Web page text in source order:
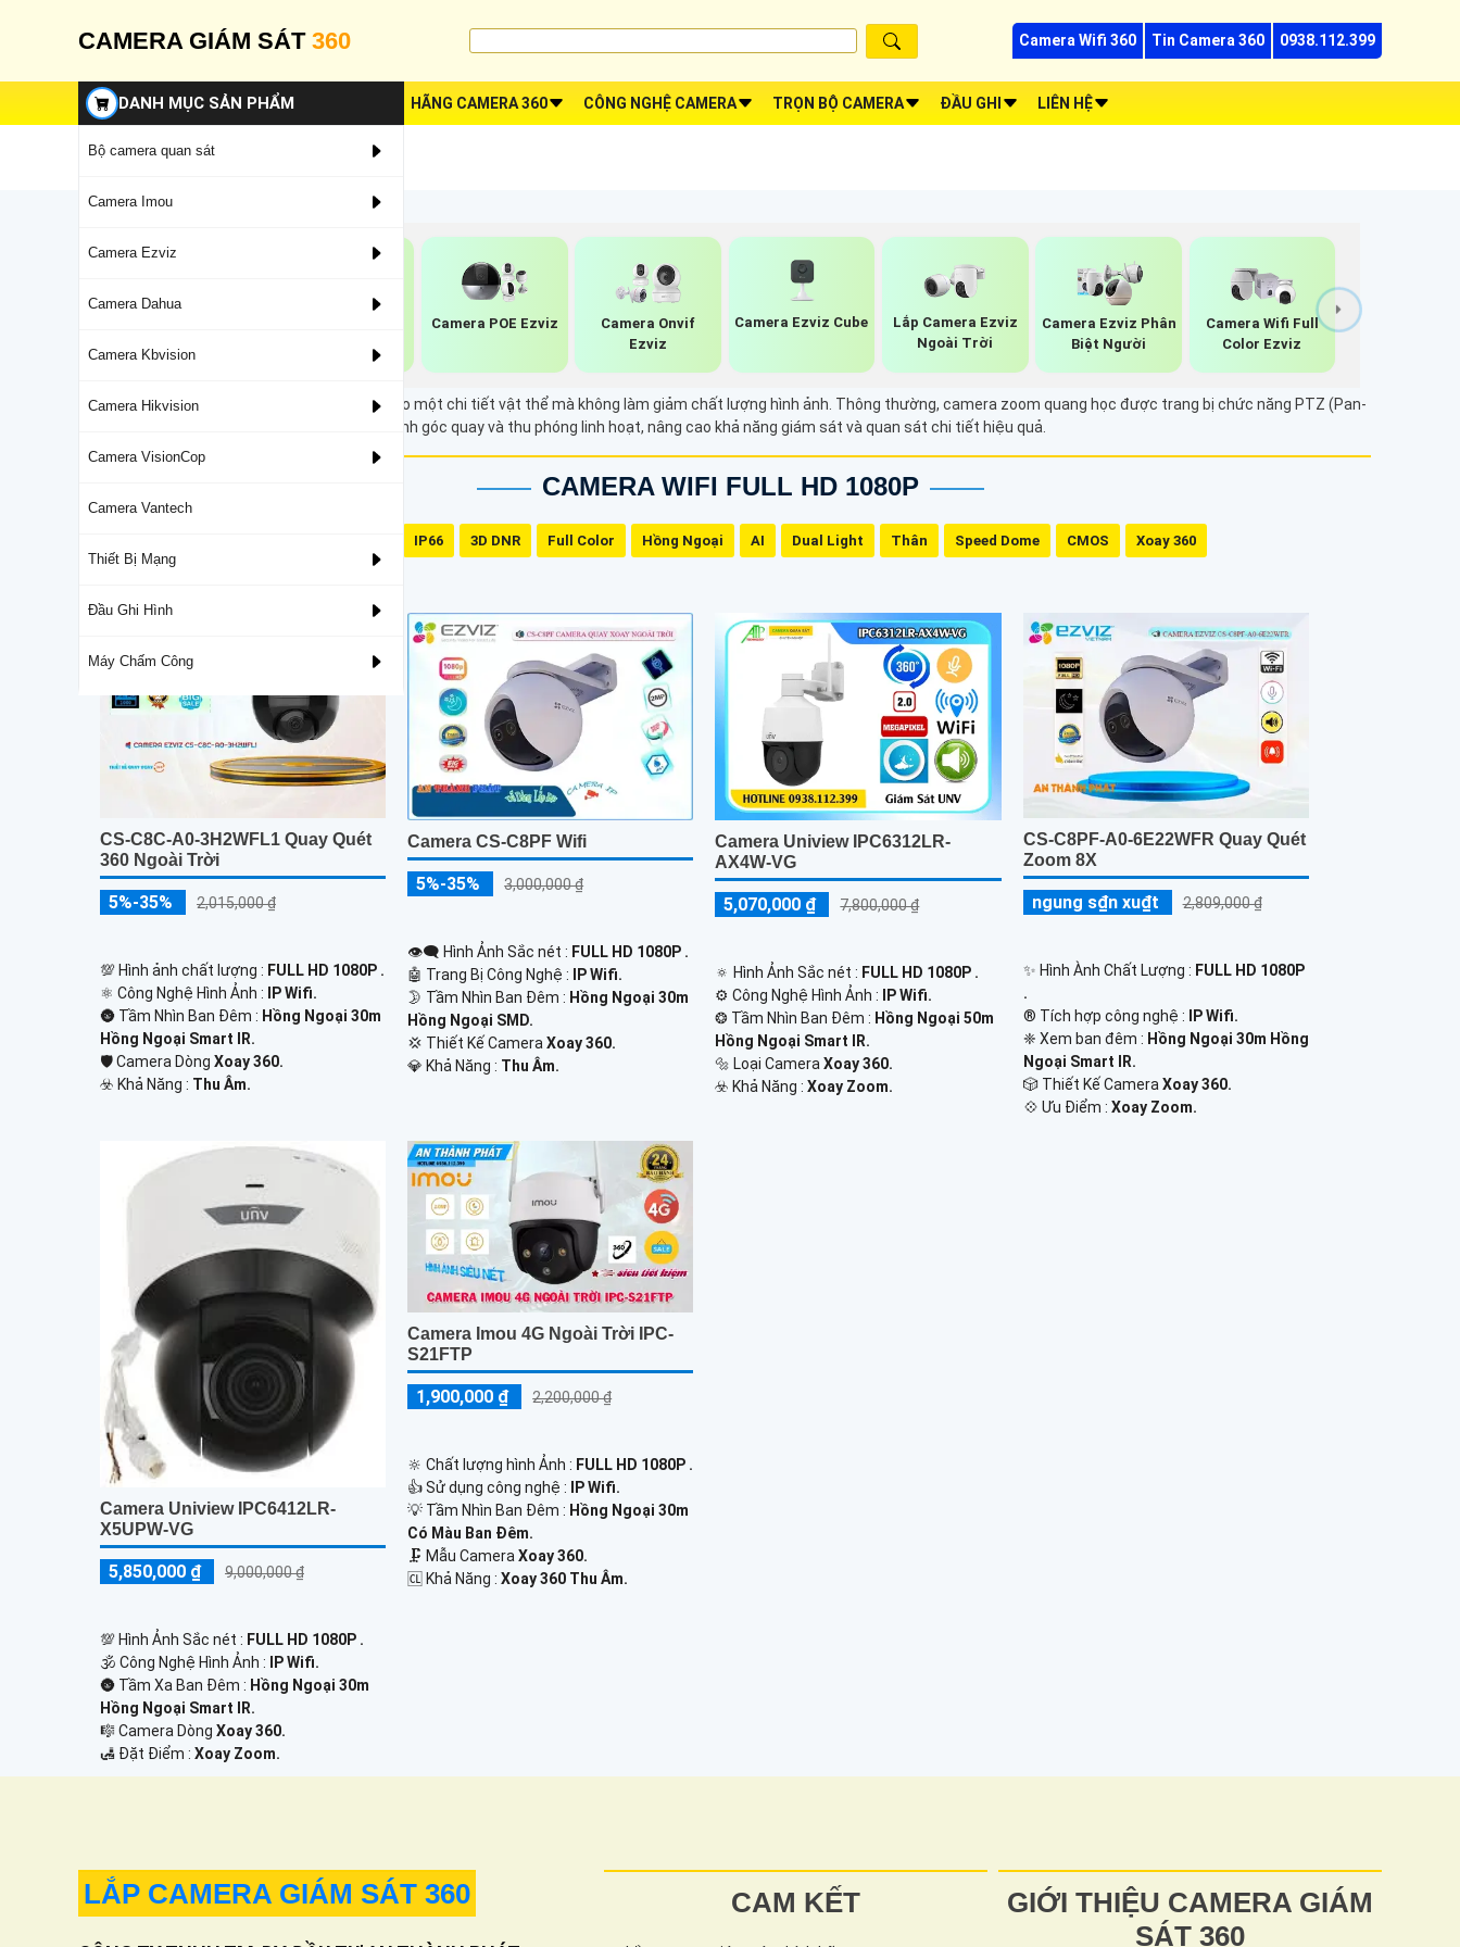
CAMERA GIÁM SÁT 360 Camera Wifi 360 Tin Camera 360 0938.112.399
DANH MỤC SẢN PHẨM
Bộ camera quan sát
Camera Imou
Camera Ezviz
Camera Dahua
Camera Kbvision
Camera Hikvision
Camera VisionCop
Camera Vantech
Thiết Bị Mạng
Đầu Ghi Hình
Máy Chấm Công
HÃNG CAMERA 360 CÔNG NGHỆ CAMERA TRỌN BỘ CAMERA ĐẦU GHI LIÊN HỆ
Camera POE Ezviz
Camera Onvif
Ezviz
Camera Ezviz Cube
Lắp Camera Ezviz
Ngoài Trời
Camera Ezviz Phân
Biệt Người
Camera Wifi Full
Color Ezviz
Camera có zoom là thiết bị cho phép phóng to một chi tiết vật thể mà không làm giảm chất lượng hình ảnh. Thông thường, camera zoom quang học được trang bị chức năng PTZ (Pan-
Tilt-Zoom), giúp người dùng dễ dàng điều chỉnh góc quay và thu phóng linh hoạt, nâng cao khả năng giám sát và quan sát chi tiết hiệu quả.
CAMERA WIFI FULL HD 1080P
IP66 3D DNR Full Color Hồng Ngoại AI Dual Light Thân Speed Dome CMOS Xoay 360
CS-C8C-A0-3H2WFL1 Quay Quét
360 Ngoài Trời
5%-35% 2,015,000 ₫
💯 Hình ảnh chất lượng : FULL HD 1080P .
⚛️ Công Nghệ Hình Ảnh :
IP Wifi.
🌚 Tầm Nhìn Ban Đêm : Hồng Ngoại 30m
Hồng Ngoại Smart IR.
🛡 Camera Dòng Xoay 360.
️☣️ Khả Năng : Thu Âm.
Camera CS-C8PF Wifi
5%-35% 3,000,000 ₫
👁️‍🗨 Hình Ảnh Sắc nét : FULL HD 1080P .
🤖️ Trang Bị Công Nghệ :
IP Wifi.
🌛 Tầm Nhìn Ban Đêm : Hồng Ngoại 30m
Hồng Ngoại SMD.
💢 Thiết Kế CameraXoay 360.
️💎 Khả Năng : Thu Âm.
Camera Uniview IPC6312LR-
AX4W-VG
5,070,000 ₫ 7,800,000 ₫
🔅 Hình Ảnh Sắc nét : FULL HD 1080P .
⚙ Công Nghệ Hình Ảnh :
IP Wifi.
❂ Tầm Nhìn Ban Đêm : Hồng Ngoại 50m
Hồng Ngoại Smart IR.
🔩 Loại CameraXoay 360.
️☣️ Khả Năng :Xoay Zoom.
CS-C8PF-A0-6E22WFR Quay Quét
Zoom 8X
ngung s₫n xu₫t 2,809,000 ₫
✨ Hình Ành Chất Lượng : FULL HD 1080P
.
®️ Tích hợp công nghệ :
IP Wifi.
❈ Xem ban đêm : Hồng Ngoại 30m Hồng
Ngoại Smart IR.
🎲 Thiết Kế CameraXoay 360.
️💠 Ưu Điểm : Xoay Zoom.
Camera Uniview IPC6412LR-
X5UPW-VG
5,850,000 ₫ 9,000,000 ₫
💯 Hình Ảnh Sắc nét : FULL HD 1080P .
🕉️ Công Nghệ Hình Ảnh :
IP Wifi.
🌚 Tầm Xa Ban Đêm : Hồng Ngoại 30m
Hồng Ngoại Smart IR.
🎼️ Camera Dòng Xoay 360.
️🛃 Đặt Điểm : Xoay Zoom.
Camera Imou 4G Ngoài Trời IPC-
S21FTP
1,900,000 ₫ 2,200,000 ₫
🔆 Chất lượng hình Ảnh : FULL HD 1080P .
👍 Sử dụng công nghệ :
IP Wifi.
💡 Tầm Nhìn Ban Đêm : Hồng Ngoại 30m
Có Màu Ban Đêm.
🗜️ Mẫu CameraXoay 360.
️🆑 Khả Năng :Xoay 360 Thu Âm.
LẮP CAMERA GIÁM SÁT 360 CAM KẾT
GIỚI THIỆU CAMERA GIÁM
SÁT 360